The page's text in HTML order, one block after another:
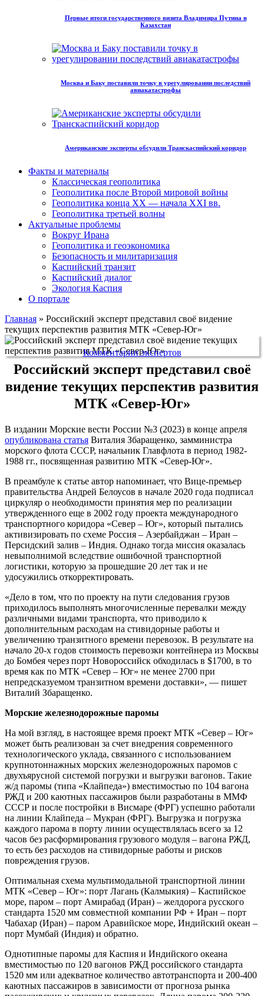
Первые итоги государственного визита Владимира Путина в
Казахстан
Москва и Баку поставили точку в урегулировании последствий
авиакатастрофы
Американские эксперты обсудили Транскаспийский коридор
Факты и материалы
Классическая геополитика
Геополитика после Второй мировой войны
Геополитика конца XX — начала XXI вв.
Геополитика третьей волны
Актуальные проблемы
Вокруг Ирана
Геополитика и геоэкономика
Безопасность и милитаризация
Каспийский транзит
Каспийский диалог
Экология Каспия
О портале
Главная » Российский эксперт представил своё видение
текущих перспектив развития МТК «Север-Юг»
Комментарии экспертов
Российский эксперт представил своё
видение текущих перспектив развития
МТК «Север-Юг»
В издании Морские вести России №3 (2023) в конце апреля
опубликована статья Виталия Збаращенко, замминистра
морского флота СССР, начальник Главфлота в период 1982-
1988 гг., посвященная развитию МТК «Север-Юг».
В преамбуле к статье автор напоминает, что Вице-премьер
правительства Андрей Белоусов в начале 2020 года подписал
циркуляр о необходимости принятия мер по реализации
утвержденного еще в 2002 году проекта международного
транспортного коридора «Север – Юг», который пытались
активизировать по схеме Россия – Азербайджан – Иран –
Персидский залив – Индия. Однако тогда миссия оказалась
невыполнимой вследствие ошибочной транспортной
логистики, которую за прошедшие 20 лет так и не
удосужились откорректировать.
«Дело в том, что по проекту на пути следования грузов
приходилось выполнять многочисленные перевалки между
различными видами транспорта, что приводило к
дополнительным расходам на стивидорные работы и
увеличению транзитного времени перевозок. В результате на
начало 20-х годов стоимость перевозки контейнера из Москвы
до Бомбея через порт Новороссийск обходилась в $1700, в то
время как по МТК «Север – Юг» не менее 2700 при
непредсказуемом транзитном времени доставки», — пишет
Виталий Збаращенко.
Морские железнодорожные паромы
На мой взгляд, в настоящее время проект МТК «Север – Юг»
может быть реализован за счет внедрения современного
технологического уклада, связанного с использованием
крупнотоннажных морских железнодорожных паромов с
двухъярусной системой погрузки и выгрузки вагонов. Такие
ж/д паромы (типа «Клайпеда») вместимостью по 104 вагона
РЖД и 200 каютных пассажиров были разработаны в ММФ
СССР и после постройки в Висмаре (ФРГ) успешно работали
на линии Клайпеда – Мукран (ФРГ). Выгрузка и погрузка
каждого парома в порту линии осуществлялась всего за 12
часов без расформирования грузового модуля – вагона РЖД,
то есть без расходов на стивидорные работы и рисков
повреждения грузов.
Оптимальная схема мультимодальной транспортной линии
МТК «Север – Юг»: порт Лагань (Калмыкия) – Каспийское
море, паром – порт Амирабад (Иран) – желдорога русского
стандарта 1520 мм совместной компании РФ + Иран – порт
Чабахар (Иран) – паром Аравийское море, Индийский океан –
порт Мумбай (Индия) и обратно.
Однотипные паромы для Каспия и Индийского океана
вместимостью по 120 вагонов РЖД российского стандарта
1520 мм или адекватное количество автотранспорта и 200-400
каютных пассажиров в зависимости от прогноза рынка